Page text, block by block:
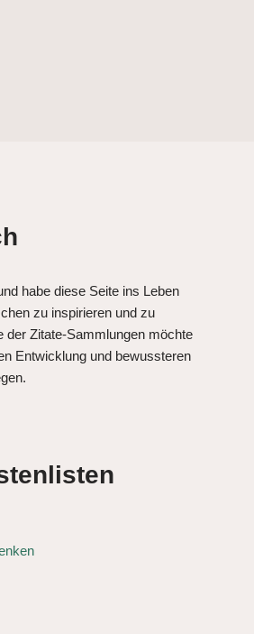
habe diese Seite ins Leben
zu inspirieren und zu
der Zitate-Sammlungen möchte
Entwicklung und bewussteren